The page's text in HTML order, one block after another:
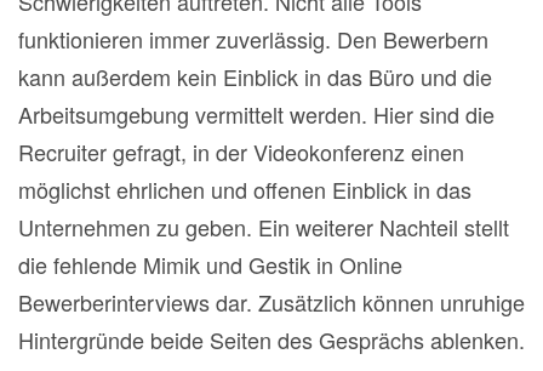
funktionieren immer zuverlässig. Den Bewerbern
kann außerdem kein Einblick in das Büro und die
Arbeitsumgebung vermittelt werden. Hier sind die
Recruiter gefragt, in der Videokonferenz einen
möglichst ehrlichen und offenen Einblick in das
Unternehmen zu geben. Ein weiterer Nachteil stellt
die fehlende Mimik und Gestik in Online
Bewerberinterviews dar. Zusätzlich können unruhige
Hintergründe beide Seiten des Gesprächs ablenken.